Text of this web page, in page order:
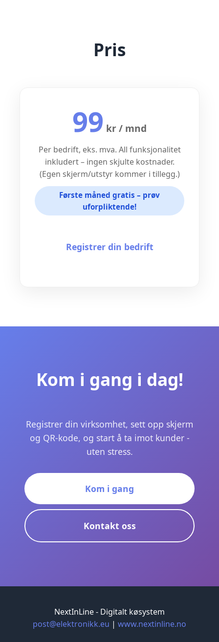
Pris
99 kr / mnd
Per bedrift, eks. mva. All funksjonalitet
inkludert – ingen skjulte kostnader.
(Egen skjerm/utstyr kommer i tillegg.)
Første måned gratis – prøv
uforpliktende!
Registrer din bedrift
Kom i gang i dag!
Registrer din virksomhet, sett opp skjerm
og QR-kode, og start å ta imot kunder -
uten stress.
Kom i gang
Kontakt oss
NextInLine - Digitalt køsystem
post@elektronikk.eu | www.nextinline.no